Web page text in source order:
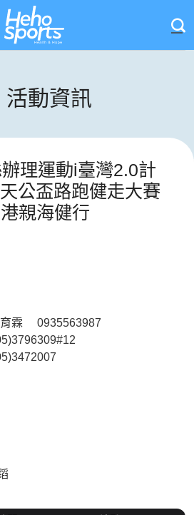
活動資訊
理運動i臺灣2.0計
公盃路跑健走大賽
親海健行
霖 0935563987